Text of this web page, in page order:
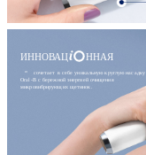
ИННОВАЦ ННАЯ
сочетает в себе уникальную круглую насадку
Oral-B с бережной энергией очищения
микровибрирующих щетинок.